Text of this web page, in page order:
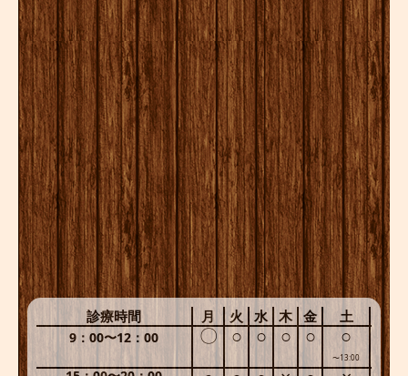
診療時間 月 火 水 木 金 土
9：00〜12：00 〇 ○ ○ ○ ○ ○
〜13:00